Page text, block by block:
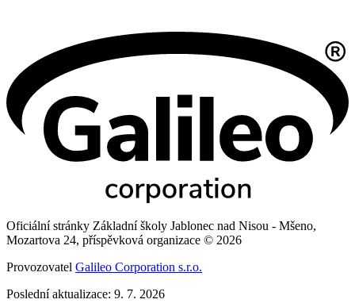
Oficiální stránky Základní školy Jablonec nad Nisou - Mšeno,
Mozartova 24, příspěvková organizace © 2026
Provozovatel Galileo Corporation s.r.o.
Poslední aktualizace: 9. 7. 2026